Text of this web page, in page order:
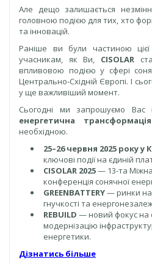
Але дещо залишається
головною подією для тих, хто
та інновацій.
Раніше ви були частиною
учасникам, як Ви, CISOLAR
впливовою подією у сфері
Центрально-Східній Європі. І
у ще важливіший момент.
Сьогодні ми запрошуємо
енергетична
необхідною.
25–26 червня 2025 року у
ключові події на єдиній
CISOLAR 2025— 13-та
конференція сонячної
GREENBATTERY— ринки
гнучкості та
REBUILD — новий фокус на
модернізацію
енергетики.
Дізнатись більше